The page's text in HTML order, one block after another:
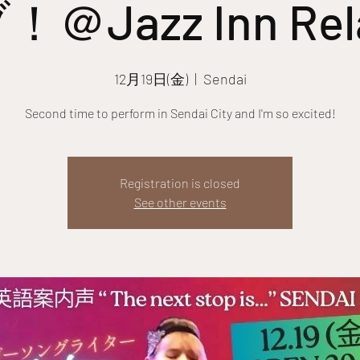
＠Jazz Inn
12月19日(金)
  |
Sendai
Second time to perform in Sendai City and I'm so excited!
Registration is closed
See other events